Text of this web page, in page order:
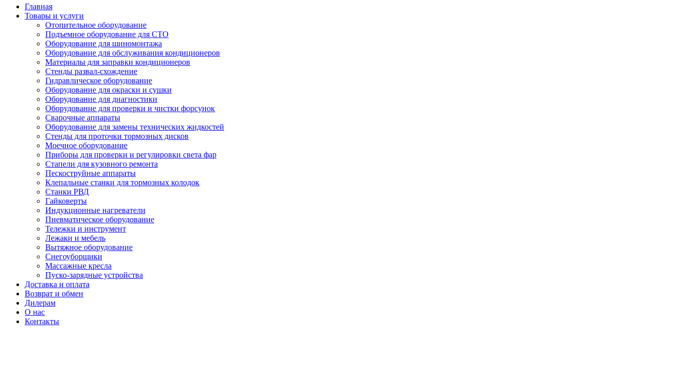
Главная
Товары и услуги
Отопительное оборудование
Подъемное оборудование для СТО
Оборудование для шиномонтажа
Оборудование для обслуживания кондиционеров
Материалы для заправки кондиционеров
Стенды развал-схождение
Гидравлическое оборудование
Оборудование для окраски и сушки
Оборудование для диагностики
Оборудование для проверки и чистки форсунок
Сварочные аппараты
Оборудование для замены технических жидкостей
Стенды для проточки тормозных дисков
Моечное оборудование
Приборы для проверки и регулировки света фар
Стапели для кузовного ремонта
Пескоструйные аппараты
Клепальные станки для тормозных колодок
Станки РВД
Гайковерты
Индукционные нагреватели
Пневматическое оборудование
Тележки и инструмент
Лежаки и мебель
Вытяжное оборудование
Снегоуборщики
Массажные кресла
Пуско-зарядные устройства
Доставка и оплата
Возврат и обмен
Дилерам
О нас
Контакты